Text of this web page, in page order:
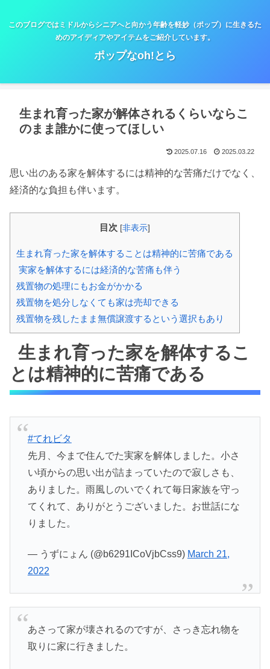
このブログではミドルからシニアへと向かう年齢を軽妙（ポップ）に生きるた
めのアイディアやアイテムをご紹介しています。
ポップなoh!とら
生まれ育った家が解体されるくらいならこ
のまま誰かに使ってほしい
2025.07.16 2025.03.22
思い出のある家を解体するには精神的な苦痛だけでなく、
経済的な負担も伴います。
目次 [非表示]
生まれ育った家を解体することは精神的に苦痛である
実家を解体するには経済的な苦痛も伴う
残置物の処理にもお金がかかる
残置物を処分しなくても家は売却できる
残置物を残したまま無償譲渡するという選択もあり
生まれ育った家を解体するこ
とは精神的に苦痛である
#てれビタ
先月、今まで住んでた実家を解体しました。小さ
い頃からの思い出が詰まっていたので寂しさも、
ありました。雨風しのいでくれて毎日家族を守っ
てくれて、ありがとうございました。お世話にな
りました。
— うずにょん (@b6291ICoVjbCss9) March 21,
2022
あさって家が壊されるのですが、さっき忘れ物を
取りに家に行きました。